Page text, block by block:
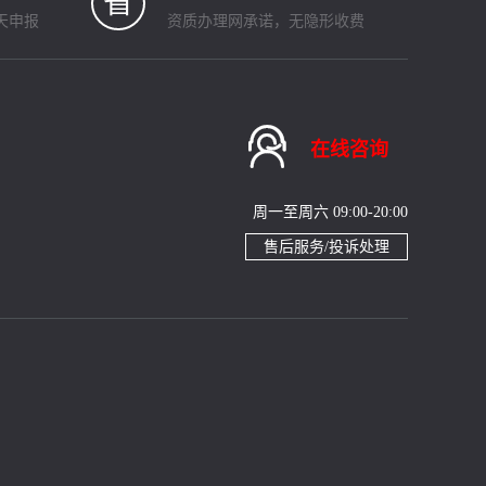
申报 资质办理网承诺，无隐形收费
 在线咨询
周一至周六 09:00-20:00
售后服务/投诉处理